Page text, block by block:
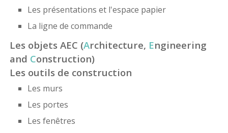
Les présentations et l'espace papier
La ligne de commande
Les objets AEC (Architecture, Engineering
and Construction)
Les outils de construction
Les murs
Les portes
Les fenêtres